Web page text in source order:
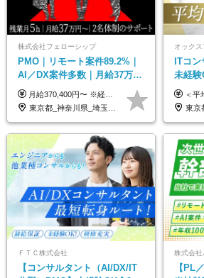
株式会社フェローシップ
PMO｜リモート案件89.2%｜
AI／DX案件多数｜月給37万円
～｜300万円の年収UP事例有
｜PMO経験不問
月給370,400円〜 ※経験やスキルを考慮し、決定いたします ※上記金額には固定残業代（30時間分/70,400円～）を含みます。超過分は別途全額支給いたします ※試用期間6カ月あり（期間中の給与・待遇に差異はありません） ★想定年収4,444,800円～ ★50万円～300万円の年収UP事例があります！
東京都_神奈川県_埼玉県_千葉県
ITコン
未経
◆業界
ト◆フ
＜平均年収689万円！！＞ ☆前給保証以上☆案件待機期間も給与保証あり☆ 月給40万円～150万円（固定残業代含む） ※経験や能力を考慮し決定します ※試用期間6ヶ月あり。条件や待遇に差異はありません ※上記には固定残
東京都_神奈川県_埼玉県_千葉県_大阪府_愛知県_北海道_青森県_岩手県_宮城県_
ＦＴＣ株式会社
【コンサルタント（AI/DX/IT
株式会社
【PL